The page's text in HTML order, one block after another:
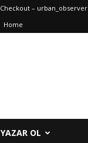
Checkout – urban_observer
Home
YAZAR OL